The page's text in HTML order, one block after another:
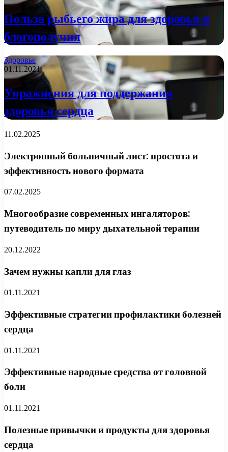
Польза рыбьего жира для здоровья и
благополучия
Здоровье
01.11.2021
Упражнения для поддержания
здоровья сердца
11.02.2025
Электронный больничный лист: простота и
эффективность нового формата
07.02.2025
Многообразие современных ингаляторов:
путеводитель по миру дыхательной терапии
20.12.2022
Зачем нужны капли для глаз
01.11.2021
Эффективные стратегии профилактики болезней
сердца
01.11.2021
Эффективные народные средства от головной
боли
01.11.2021
Полезные привычки и продукты для здоровья
сердца